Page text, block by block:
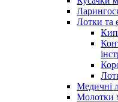
Лотки та
Медичні
Молотки